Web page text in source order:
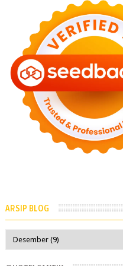
ARSIP BLOG